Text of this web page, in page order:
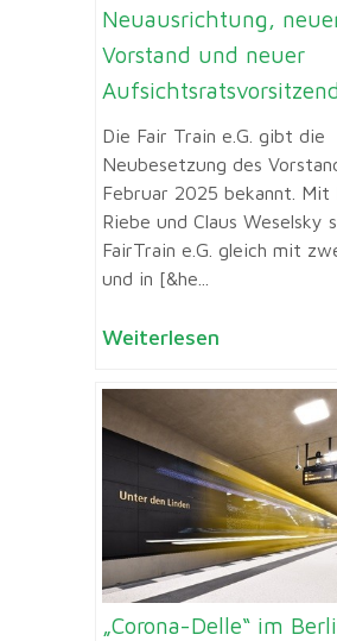
Neuausrichtung,
Vorstand und neuer
Die Fair Train e.G. gibt die
Neubesetzung des
Februar 2025 bekannt. Mit
Riebe und Claus Weselsky
FairTrain e.G. gleich mit
und in [&he...
Weiterlesen
„Corona-Delle“ im